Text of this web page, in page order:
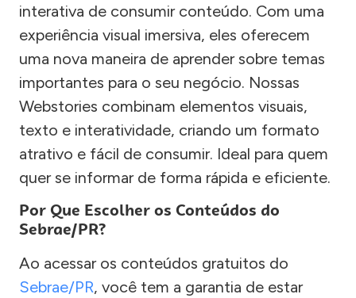
interativa de consumir conteúdo. Com uma
experiência visual imersiva, eles oferecem
uma nova maneira de aprender sobre temas
importantes para o seu negócio. Nossas
Webstories combinam elementos visuais,
texto e interatividade, criando um formato
atrativo e fácil de consumir. Ideal para quem
quer se informar de forma rápida e eficiente.
Por Que Escolher os Conteúdos do
Sebrae/PR?
Ao acessar os conteúdos gratuitos do
Sebrae/PR, você tem a garantia de estar